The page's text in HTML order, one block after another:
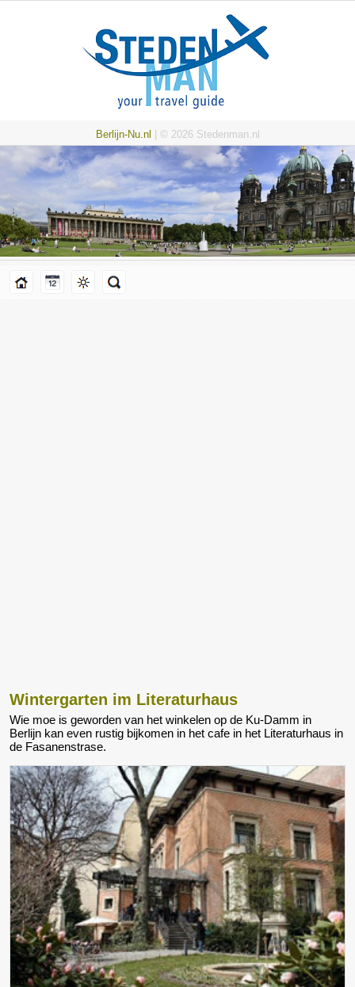
Berlijn-Nu.nl | © 2026 Stedenman.nl
Wintergarten im Literaturhaus
Wie moe is geworden van het winkelen op de Ku-Damm in
Berlijn kan even rustig bijkomen in het cafe in het Literaturhaus in
de Fasanenstrase.